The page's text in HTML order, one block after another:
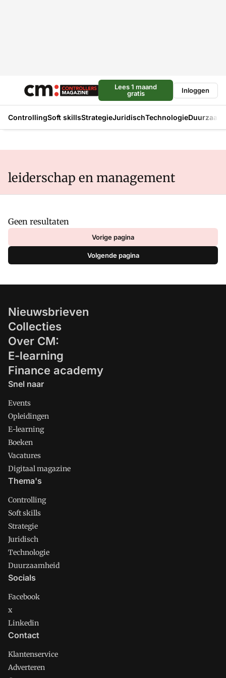
Lees 1 maand
gratis
Inloggen
ControllingSoft skillsStrategieJuridischTechnologie
leiderschap en management
Geen resultaten
Vorige pagina
Volgende pagina
Nieuwsbrieven
Collecties
Over CM:
E-learning
Finance academy
Snel naar
Events
Opleidingen
E-learning
Boeken
Vacatures
Digitaal magazine
Thema's
Controlling
Soft skills
Strategie
Juridisch
Technologie
Duurzaamheid
Socials
Facebook
x
Linkedin
Contact
Klantenservice
Adverteren